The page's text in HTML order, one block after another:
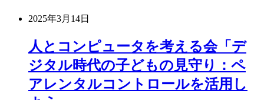
2025年3月14日
人とコンピュータを考える会「デ
ジタル時代の子どもの見守り：ペ
アレンタルコントロールを活用し